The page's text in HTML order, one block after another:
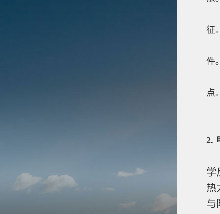
征
件
点
2.
学
热
与